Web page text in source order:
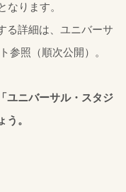
ります。
る詳細は、ユニバーサ
参照（順次公開）。
ユニバーサル・スタジ
。